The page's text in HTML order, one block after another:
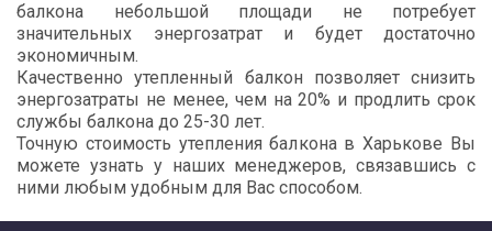
балкона небольшой площади не потребует
значительных энергозатрат и будет достаточно
экономичным.
Качественно утепленный балкон позволяет снизить
энергозатраты не менее, чем на 20% и продлить срок
службы балкона до 25-30 лет.
Точную стоимость утепления балкона в Харькове Вы
можете узнать у наших менеджеров, связавшись с
ними любым удобным для Вас способом.